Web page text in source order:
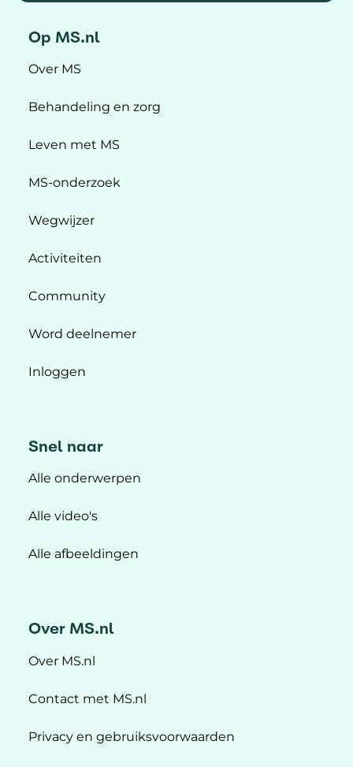
Op MS.nl
Over MS
Behandeling en zorg
Leven met MS
MS-onderzoek
Wegwijzer
Activiteiten
Community
Word deelnemer
Inloggen
Snel naar
Alle onderwerpen
Alle video's
Alle afbeeldingen
Over MS.nl
Over MS.nl
Contact met MS.nl
Privacy en gebruiksvoorwaarden